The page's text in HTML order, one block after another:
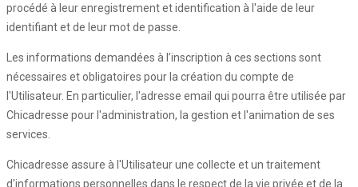
procédé à leur enregistrement et identification à l'aide de leur
identifiant et de leur mot de passe.
Les informations demandées à l’inscription à ces sections sont
nécessaires et obligatoires pour la création du compte de
l'Utilisateur. En particulier, l'adresse email qui pourra être utilisée par
Chicadresse pour l'administration, la gestion et l'animation de ses
services.
Chicadresse assure à l'Utilisateur une collecte et un traitement
d'informations personnelles dans le respect de la vie privée et de la